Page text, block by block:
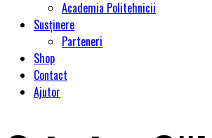
Academia Politehnicii
Susținere
Parteneri
Shop
Contact
Ajutor